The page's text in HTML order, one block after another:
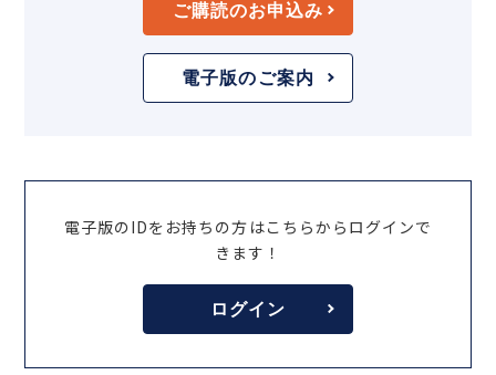
ご購読のお申込み
電子版のご案内
電子版のIDをお持ちの方はこちらからログインで
きます！
ログイン